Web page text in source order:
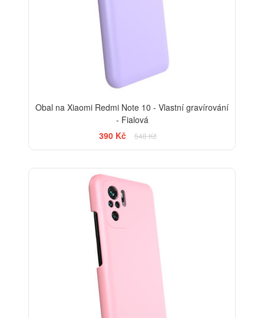
Obal na Xiaomi Redmi Note 10 - Vlastní gravírování
- Fialová
390 Kč
548 Kč